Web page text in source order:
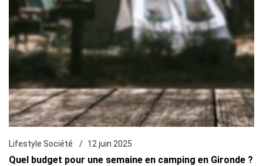
Lifestyle Société 12 juin 2025
Quel budget pour une semaine en camping en Gironde ?